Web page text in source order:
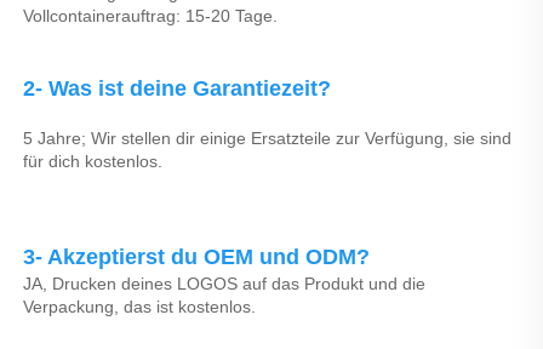
Vollcontainerauftrag: 15-20 Tage.
2- Was ist deine Garantiezeit?
5 Jahre; Wir stellen dir einige Ersatzteile zur Verfügung, sie sind
für dich kostenlos.
3- Akzeptierst du OEM und ODM?
JA, Drucken deines LOGOS auf das Produkt und die
Verpackung, das ist kostenlos.